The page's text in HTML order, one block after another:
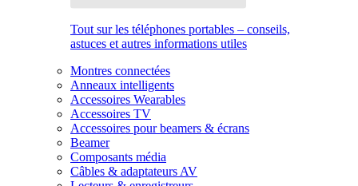
Tout sur les téléphones portables – conseils,
astuces et autres informations utiles
Montres connectées
Anneaux intelligents
Accessoires Wearables
Accessoires TV
Accessoires pour beamers & écrans
Beamer
Composants média
Câbles & adaptateurs AV